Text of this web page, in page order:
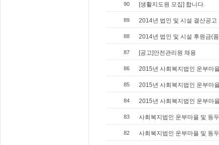
90 [생활지도원 모집] 합니다.
89 2014년 법인 및 시설 결산공고
88 2014년 법인 및 시설 후원금(
87 [공고]안전관리원 채용
86 2015년 사회복지법인 운부마
85 2015년 사회복지법인 운부마
84 2015년 사회복지법인 운부마
83 사회복지법인 운부마을 및 동
82 사회복지법인 운부마을 및 동